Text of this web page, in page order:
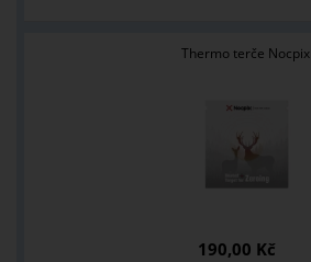
Thermo terče Nocpix
190,00 Kč